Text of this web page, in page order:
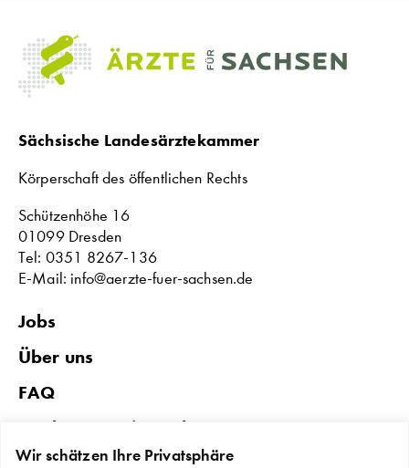
Wir schätzen Ihre Privatsphäre
Sächsische Landesärztekammer
Körperschaft des öffentlichen Rechts
Schützenhöhe 16
01099 Dresden
Tel: 0351 8267-136
E-Mail: info@aerzte-fuer-sachsen.de
Jobs
Über uns
FAQ
Förderungen in Sachsen